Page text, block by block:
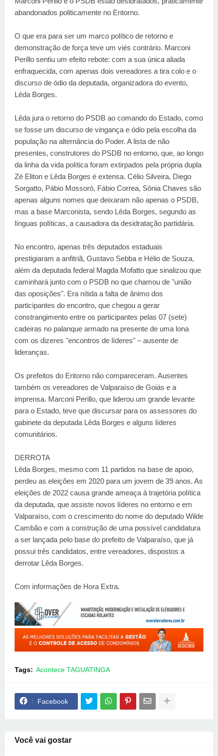
abandonados politicamente no Entorno.
O que era para ser um marco político de retorno e
demonstração de força teve um viés contrário. Marconi
Perillo sentiu um efeito rebote: com a sua única aliada
enfraquecida, com apenas dois vereadores a tira colo e o
discurso de ódio da deputada, organizadora do evento,
Lêda Borges.
Lêda jura o retorno do PSDB ao comando do Estado, como
se fosse um discurso de vingança e ódio pela escolha da
população na alternância do Poder. A lista de não
presentes, construtores do PSDB no entorno, que, ao longo
da linha da vida política foram extirpados pela própria dupla
Zé Eliton e Lêda Borges é extensa. Célio Silveira, Diego
Sorgatto, Pábio Mossoró, Fábio Correa, Sônia Chaves são
apenas alguns nomes que deixaram não apenas o PSDB,
mas a base Marconista, sendo Lêda Borges, segundo as
línguas políticas, a causadora da desidratação partidária.
No encontro, apenas três deputados estaduais
prestigiaram a anfitriã, Gustavo Sebba e Hélio de Souza,
além da deputada federal Magda Mofatto que sinalizou que
caminhará junto com o PSDB no que chamou de "união
das oposições". Era nítida a falta de ânimo dos
participantes do encontro, que chegou a gerar
constrangimento entre os participantes pelas 07 (sete)
cadeiras no palanque armado na presente de uma lona
com os dizeres "encontros de líderes" – ausente de
lideranças.
Os prefeitos do Entorno não compareceram. Ausentes
também os vereadores de Valparaíso de Goiás e a
imprensa. Marconi Perillo, que liderou um grande levante
para o Estado, teve que discursar para os assessores do
gabinete da deputada Lêda Borges e alguns líderes
comunitários.
DERROTA
Lêda Borges, mesmo com 11 partidos na base de apoio,
perdeu as eleições em 2020 para um jovem de 39 anos. As
eleições de 2022 causa grande ameaça à trajetória política
da deputada, que assiste novos líderes no entorno e em
Valparaíso, com o crescimento do nome do deputado Wilde
Cambão e com a construção de uma possível candidatura
a ser lançada pelo base do prefeito de Valparaíso, que já
possui três candidatos, entre vereadores, dispostos a
derrotar Lêda Borges.
Com informações de Hora Extra.
Tags: Acontece TAGUATINGA
Facebook
Você vai gostar